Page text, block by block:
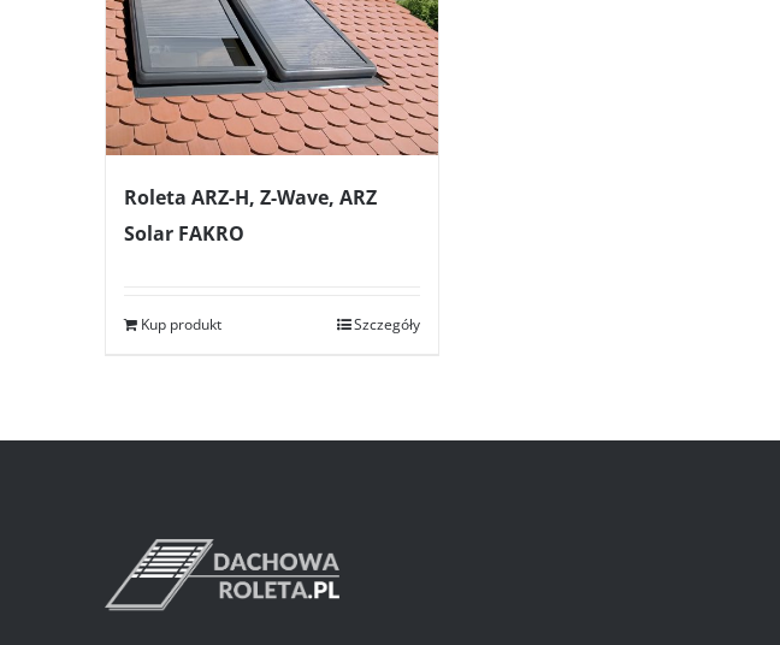
Roleta ARZ-H, Z-Wave, ARZ
Solar FAKRO
Kup produkt Szczegóły